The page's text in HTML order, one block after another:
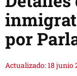
por
Actualizado: 18 junio